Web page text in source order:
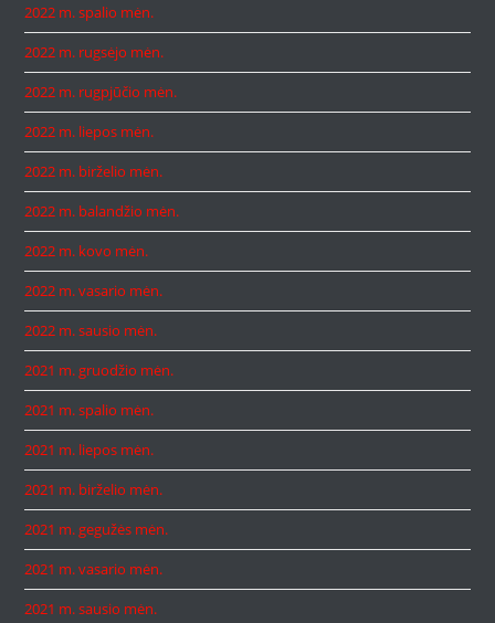
2022 m. spalio mėn.
2022 m. rugsėjo mėn.
2022 m. rugpjūčio mėn.
2022 m. liepos mėn.
2022 m. birželio mėn.
2022 m. balandžio mėn.
2022 m. kovo mėn.
2022 m. vasario mėn.
2022 m. sausio mėn.
2021 m. gruodžio mėn.
2021 m. spalio mėn.
2021 m. liepos mėn.
2021 m. birželio mėn.
2021 m. gegužės mėn.
2021 m. vasario mėn.
2021 m. sausio mėn.